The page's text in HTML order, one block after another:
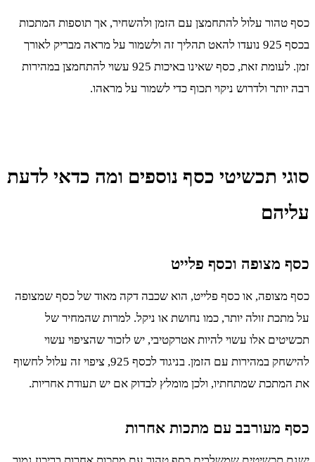
כסף טהור עלול להתחמצן עם הזמן ולהשחיר, אך תוספות המתכות
בכסף 925 נועדו להאט תהליך זה ולשמור על מראה מבריק לאורך
זמן. לעומת זאת, כסף שאינו באיכות 925 עשוי להתחמצן במהירות
רבה יותר ולדרוש ניקוי תכוף כדי לשמור על מראהו.
סוגי תכשיטי כסף נוספים ומה כדאי לדעת
עליהם
כסף מצופה וכסף פלייט
כסף מצופה, או כסף פלייט, הוא שכבה דקה מאוד של כסף שמצופה
על מתכת זולה יותר, כמו נחושת או ניקל. למרות שהמחיר של
תכשיטים אלו עשוי להיות אטרקטיבי, יש לזכור שהציפוי עשוי
להישחק במהירות עם הזמן. בניגוד לכסף 925, ציפוי זה עלול לחשוף
את המתכת שמתחתיו, ולכן מומלץ לבדוק אם יש תעודת אחריות.
כסף מעורבב עם מתכות אחרות